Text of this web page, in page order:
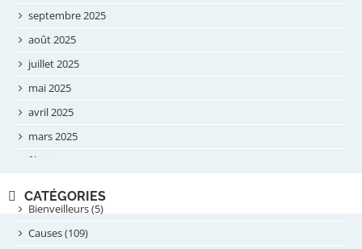
septembre 2025
août 2025
juillet 2025
mai 2025
avril 2025
mars 2025
février 2025
septembre 2024
août 2024
CATÉGORIES
Bienveilleurs (5)
Causes (109)